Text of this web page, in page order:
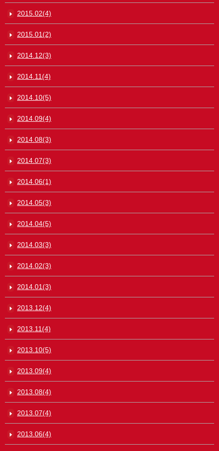
2015.02(4)
2015.01(2)
2014.12(3)
2014.11(4)
2014.10(5)
2014.09(4)
2014.08(3)
2014.07(3)
2014.06(1)
2014.05(3)
2014.04(5)
2014.03(3)
2014.02(3)
2014.01(3)
2013.12(4)
2013.11(4)
2013.10(5)
2013.09(4)
2013.08(4)
2013.07(4)
2013.06(4)